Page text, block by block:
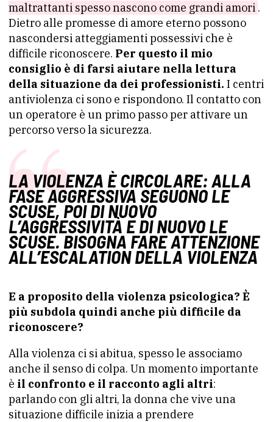
maltrattanti spesso nascono come grandi amori .
Dietro alle promesse di amore eterno possono
nascondersi atteggiamenti possessivi che è
difficile riconoscere. Per questo il mio
consiglio è di farsi aiutare nella lettura
della situazione da dei professionisti. I centri
antiviolenza ci sono e rispondono. Il contatto con
un operatore è un primo passo per attivare un
percorso verso la sicurezza.
LA VIOLENZA È CIRCOLARE: ALLA
FASE AGGRESSIVA SEGUONO LE
SCUSE, POI DI NUOVO
L’AGGRESSIVITÀ E DI NUOVO LE
SCUSE. BISOGNA FARE ATTENZIONE
ALL’ESCALATION DELLA VIOLENZA
E a proposito della violenza psicologica? È
più subdola quindi anche più difficile da
riconoscere?
Alla violenza ci si abitua, spesso le associamo
anche il senso di colpa. Un momento importante
è il confronto e il racconto agli altri:
parlando con gli altri, la donna che vive una
situazione difficile inizia a prendere